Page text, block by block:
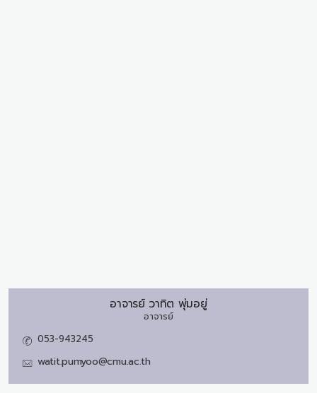
อาจารย์ วาทิต พุ่มอยู่
อาจารย์
053-943245
watit.pumyoo@cmu.ac.th